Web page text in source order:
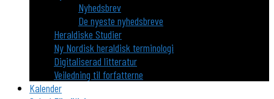
Nyhedsbrev
De nyeste nyhedsbreve
Heraldiske Studier
Ny Nordisk heraldisk terminologi
Digitaliserad litteratur
Veiledning til forfatterne
Kalender